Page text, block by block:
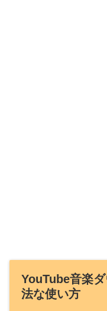
YouTube音楽
法な使い方